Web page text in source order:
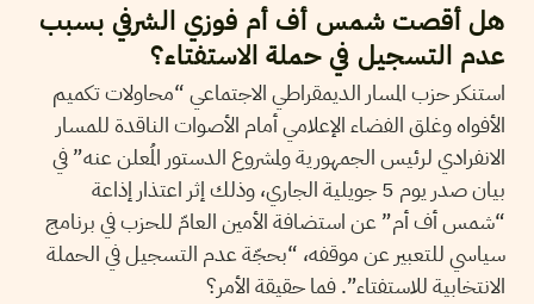
هل أقصت شمس أف أم فوزي الشرفي بسبب
عدم التسجيل في حملة الاستفتاء؟
استنكر حزب المسار الديمقراطي الاجتماعي “محاولات تكميم
الأفواه وغلق الفضاء الإعلامي أمام الأصوات الناقدة للمسار
الانفرادي لرئيس الجمهورية ولمشروع الدستور المُعلن عنه” في
بيان صدر يوم 5 جويلية الجاري، وذلك إثر اعتذار إذاعة
“شمس أف أم” عن استضافة الأمين العامّ للحزب في برنامج
سياسي للتعبير عن موقفه، “بحجّة عدم التسجيل في الحملة
الانتخابية للاستفتاء”. فما حقيقة الأمر؟